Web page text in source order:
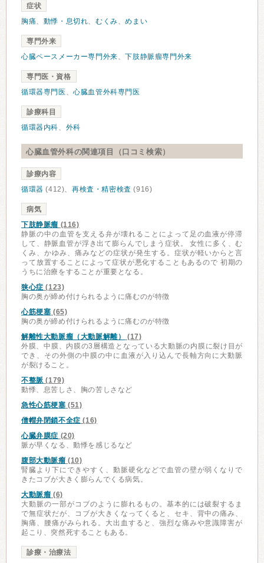
症状
胸痛、 動悸・息切れ、むくみ、めまい
専門外来
心臓ペースメーカー専門外来、下肢静脈瘤専門外来
専門医・資格
循環器専門医 、心臓血管外科専門医
診療科目
循環器内科、 外科
心臓血管外科の関連項目（口コミ検索）
診療内容
循環器 (412)、再検査・精密検査 (916)
病気
下肢静脈瘤 (116)
静脈の中の血管を支える弁が壊れることによって足の血液が停滞
して、静脈血管が浮き出て膨らんでしまう症状。 女性に多く、む
くみ、かゆみ、痛みなどの症状が発生する。症状が軽いからと言
って放置することによって症状が悪化することもあるので 初期の
うちに治療をすることが重要となる。
狭心症 (123)
胸の奥が締め付けられるように痛むのが特徴
心筋梗塞 (65)
胸の奥が締め付けられるように痛むのが特徴
解離性大動脈瘤（大動脈解離）
(17)
外膜、中膜、内膜の3層構造となっている大動脈の内膜に裂け目が
でき、その外側の中膜の中に血液が入り込んで長軸方向に大動脈
が裂けること。
不整脈(179)
動悸、息苦しさ、胸の苦しさなど
急性心筋梗塞 (51)
僧帽弁閉鎖不全症 (16)
心臓弁膜症 (20)
脈が早くなる、動悸を感じるなど
腹部大動脈瘤 (10)
腎臓より下にできやすく、動脈硬化などで血管の壁が弱くなりで
きたコブが大きく膨らんでくる病気。
大動脈瘤 (6)
大動脈の一部がコブのように膨れるもの。基本的には破裂するま
で無症状だが、コブが大きくなってくると、セキ、背中の痛み、
胸痛、腰痛がみられる。大出血すると、強烈な痛みや意識障害が
起こり、突然死することもある。
診療・治療法